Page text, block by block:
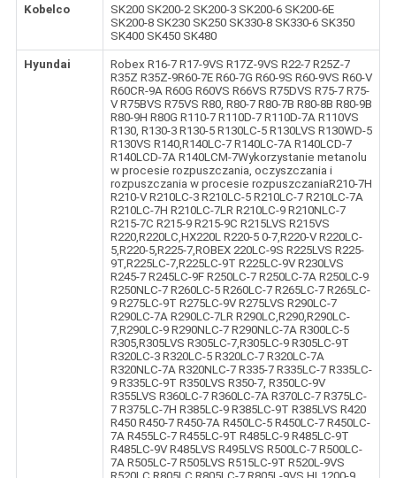
Kobelco
SK200 SK200-2 SK200-3 SK200-6 SK200-6E
SK200-8 SK230 SK250 SK330-8 SK330-6 SK350
SK400 SK450 SK480
Hyundai
Robex R16-7 R17-9VS R17Z-9VS R22-7 R25Z-7
R35Z R35Z-9R60-7E R60-7G R60-9S R60-9VS R60-V
R60CR-9A R60G R60VS R66VS R75DVS R75-7 R75-
V R75BVS R75VS R80, R80-7 R80-7B R80-8B R80-9B
R80-9H R80G R110-7 R110D-7 R110D-7A R110VS
R130, R130-3 R130-5 R130LC-5 R130LVS R130WD-5
R130VS R140,R140LC-7 R140LC-7A R140LCD-7
R140LCD-7A R140LCM-7Wykorzystanie metanolu
w procesie rozpuszczania, oczyszczania i
rozpuszczania w procesie rozpuszczaniaR210-7H
R210-V R210LC-3 R210LC-5 R210LC-7 R210LC-7A
R210LC-7H R210LC-7LR R210LC-9 R210NLC-7
R215-7C R215-9 R215-9C R215LVS R215VS
R220,R220LC,HX220L R220-5 0-7,R220-V R220LC-
5,R220-5,R225-7,ROBEX 220LC-9S R225LVS R225-
9T,R225LC-7,R225LC-9T R225LC-9V R230LVS
R245-7 R245LC-9F R250LC-7 R250LC-7A R250LC-9
R250NLC-7 R260LC-5 R260LC-7 R265LC-7 R265LC-
9 R275LC-9T R275LC-9V R275LVS R290LC-7
R290LC-7A R290LC-7LR R290LC,R290,R290LC-
7,R290LC-9 R290NLC-7 R290NLC-7A R300LC-5
R305,R305LVS R305LC-7,R305LC-9 R305LC-9T
R320LC-3 R320LC-5 R320LC-7 R320LC-7A
R320NLC-7A R320NLC-7 R335-7 R335LC-7 R335LC-
9 R335LC-9T R350LVS R350-7, R350LC-9V
R355LVS R360LC-7 R360LC-7A R370LC-7 R375LC-
7 R375LC-7H R385LC-9 R385LC-9T R385LVS R420
R450 R450-7 R450-7A R450LC-5 R450LC-7 R450LC-
7A R455LC-7 R455LC-9T R485LC-9 R485LC-9T
R485LC-9V R485LVS R495LVS R500LC-7 R500LC-
7A R505LC-7 R505LVS R515LC-9T R520L-9VS